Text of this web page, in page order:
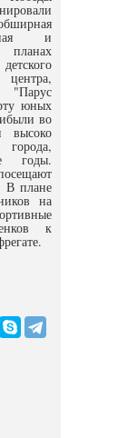
и
"Парус
юных
во
высоко
годы.
В плане
на
к